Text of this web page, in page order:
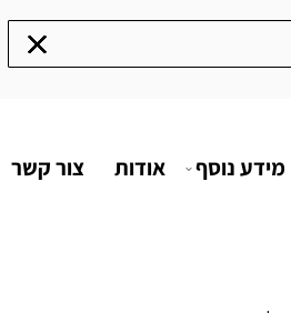
מידע נוסף אודות צור קשר